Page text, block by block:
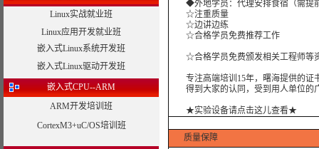
Linux实战就业班
Linux应用开发就业班
嵌入式Linux系统开发班
嵌入式Linux驱动开发班
嵌入式CPU--ARM
ARM开发培训班
CortexM3+uC/OS培训班
◆外地学员：代理安排食宿（需提
☆注重质量
☆边讲边练
☆合格学员免费推荐工作
☆合格学员免费颁发相关工程师等
专注高端培训15年，曙海提供的证
得到大家的认同，受到用人单位的
★实验设备请点击这儿查看★
质量保障